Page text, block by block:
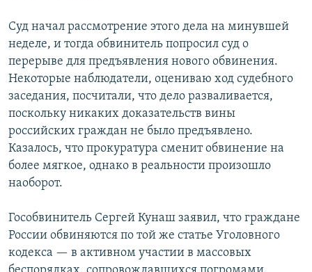
Суд начал рассмотрение этого дела на минувшей
неделе, и тогда обвинитель попросил суд о
перерыве для предъявления нового обвинения.
Некоторые наблюдатели, оцениваю ход судебного
заседания, посчитали, что дело разваливается,
поскольку никаких доказательств вины
российских граждан не было предъявлено.
Казалось, что прокуратура сменит обвинение на
более мягкое, однако в реальности произошло
наоборот.
Гособвинитель Сергей Кунаш заявил, что граждане
России обвиняются по той же статье Уголовного
кодекса — в активном участии в массовых